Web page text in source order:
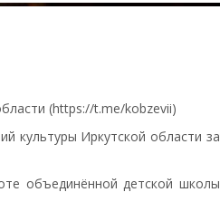
(https://t.me/kobzevii)
культуры Иркутской области за
объединённой детской школы